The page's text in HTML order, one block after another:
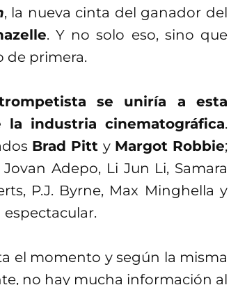
, la nueva cinta del ganador del
. Y no solo eso, sino que
de primera.
se uniría a esta
la industria cinematográfica.
Brad Pitt y Margot Robbie;
Adepo, Li Jun Li, Samara
P.J. Byrne, Max Minghella y
el momento y según la misma
no hay mucha información al